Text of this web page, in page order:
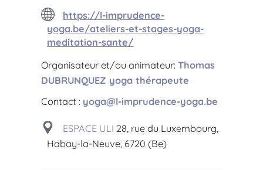
https://l-imprudence-
yoga.be/ateliers-et-stages-yoga-
meditation-sante/
Organisateur et/ou animateur: Thomas
DUBRUNQUEZ yoga thérapeute
Contact : yoga@l-imprudence-yoga.be
ESPACE ULI 28, rue du Luxembourg,
Habay-la-Neuve, 6720 (Be)